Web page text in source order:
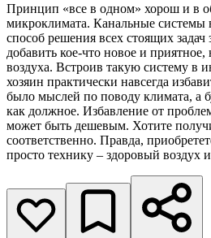
Принцип «все в одном» хорош и в
микроклимата. Канальные системы
способ решения всех стоящих
добавить кое-что новое и
воздуха. Встроив такую систему в
хозяин практически навсегда
было мыслей по поводу климата, а
как должное. Избавление от
может быть дешевым. Хотите
соответственно. Правда,
просто технику – здоровый воздух